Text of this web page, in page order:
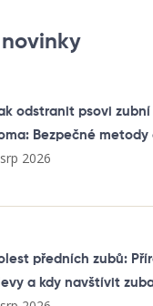
novinky
odstranit psovi zubní
Bezpečné metody
2026
předních zubů:
a kdy navštívit